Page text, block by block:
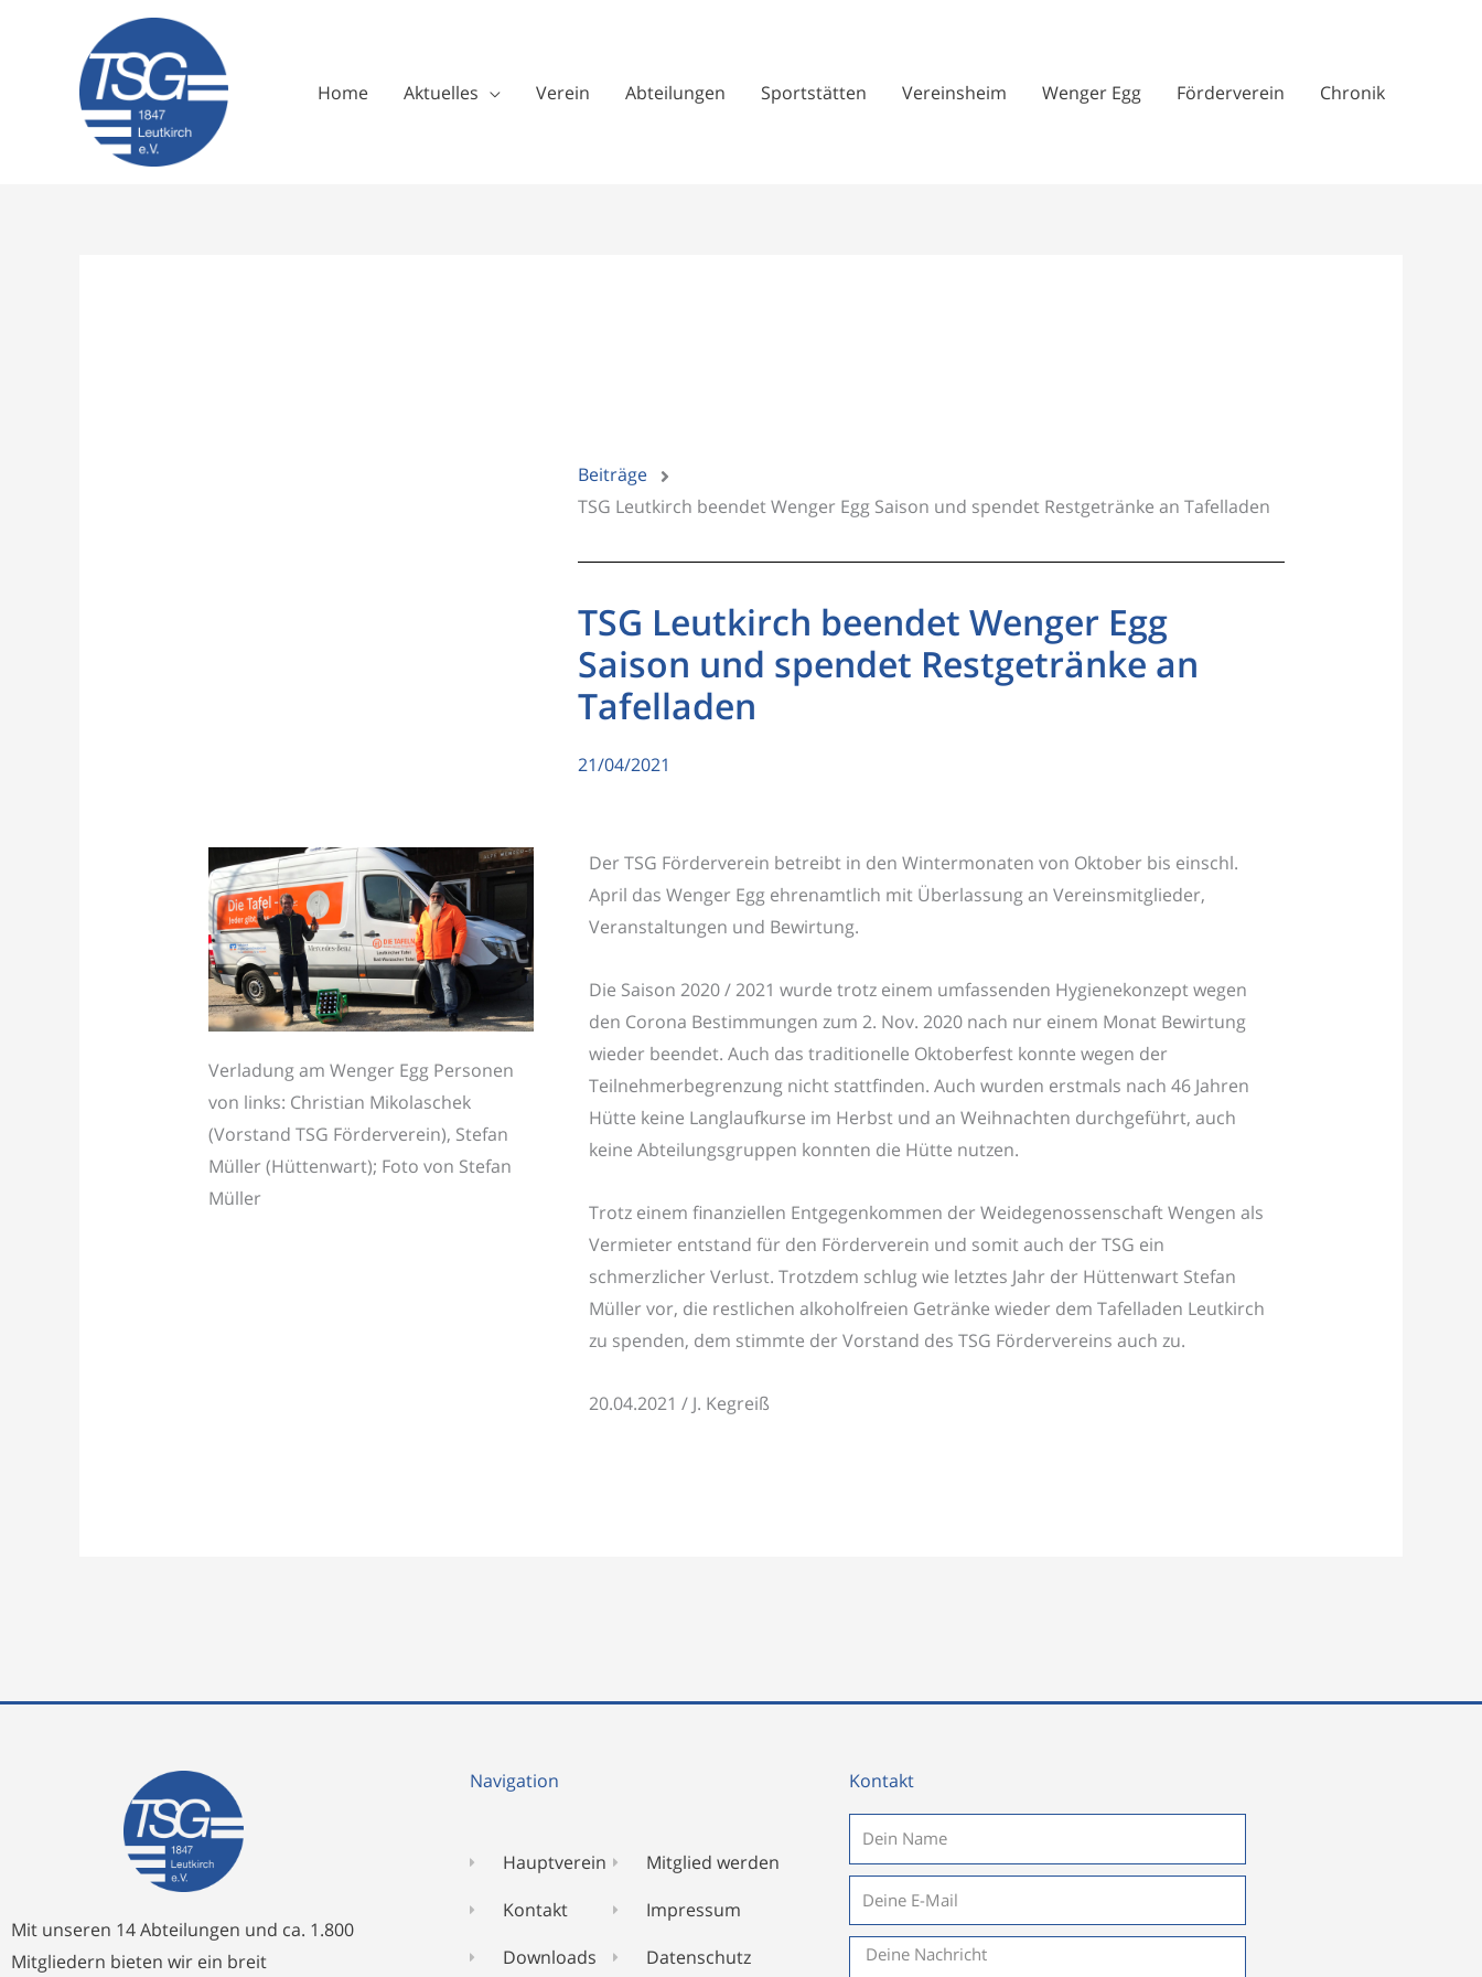
Home Aktuelles Verein Abteilungen Sportstätten Vereinsheim Wenger Egg Förderverein Chronik
Beiträge
TSG Leutkirch beendet Wenger Egg Saison und spendet Restgetränke an Tafelladen
TSG Leutkirch beendet Wenger Egg
Saison und spendet Restgetränke an
Tafelladen
21/04/2021
Verladung am Wenger Egg Personen
von links: Christian Mikolaschek
(Vorstand TSG Förderverein), Stefan
Müller (Hüttenwart); Foto von Stefan
Müller
Der TSG Förderverein betreibt in den Wintermonaten von Oktober bis einschl.
April das Wenger Egg ehrenamtlich mit Überlassung an Vereinsmitglieder,
Veranstaltungen und Bewirtung.
Die Saison 2020 / 2021 wurde trotz einem umfassenden Hygienekonzept wegen
den Corona Bestimmungen zum 2. Nov. 2020 nach nur einem Monat Bewirtung
wieder beendet. Auch das traditionelle Oktoberfest konnte wegen der
Teilnehmerbegrenzung nicht stattfinden. Auch wurden erstmals nach 46 Jahren
Hütte keine Langlaufkurse im Herbst und an Weihnachten durchgeführt, auch
keine Abteilungsgruppen konnten die Hütte nutzen.
Trotz einem finanziellen Entgegenkommen der Weidegenossenschaft Wengen als
Vermieter entstand für den Förderverein und somit auch der TSG ein
schmerzlicher Verlust. Trotzdem schlug wie letztes Jahr der Hüttenwart Stefan
Müller vor, die restlichen alkoholfreien Getränke wieder dem Tafelladen Leutkirch
zu spenden, dem stimmte der Vorstand des TSG Fördervereins auch zu.
20.04.2021 / J. Kegreiß
Mit unseren 14 Abteilungen und ca. 1.800
Mitgliedern bieten wir ein breit
Navigation
Hauptverein
Kontakt
Downloads
Mitglied werden
Impressum
Datenschutz
Kontakt
Name
Mail
Nachricht